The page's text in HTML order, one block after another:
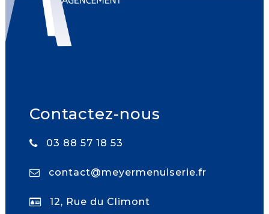
Contactez-nous
03 88 57 18 53
contact@meyermenuiserie.fr
12, Rue du Climont